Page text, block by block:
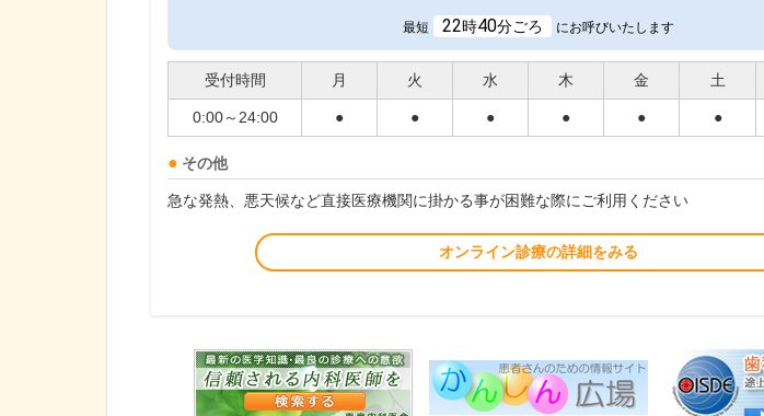
最短 22時40分ごろ にお呼びいたします
受付時間 月 火 水 木 金 土
0:00～24:00 ● ● ● ● ● ●
その他
急な発熱、悪天候など直接医療機関に掛かる事が困難な際にご利用ください
オンライン診療の詳細をみる